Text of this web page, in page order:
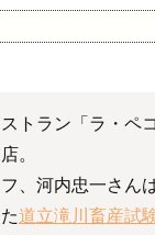
トラン「ラ・ペ
。
、河内忠一さん
道立滝川畜産試